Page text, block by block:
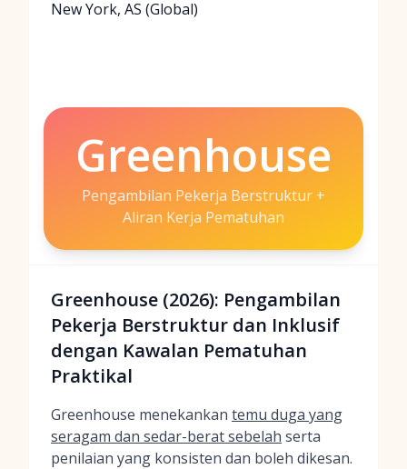
New York, AS (Global)
Greenhouse
Pengambilan Pekerja Berstruktur +
Aliran Kerja Pematuhan
Greenhouse (2026): Pengambilan
Pekerja Berstruktur dan Inklusif
dengan Kawalan Pematuhan
Praktikal
Greenhouse menekankan temu duga yang
seragam dan sedar-berat sebelah serta
penilaian yang konsisten dan boleh dikesan.